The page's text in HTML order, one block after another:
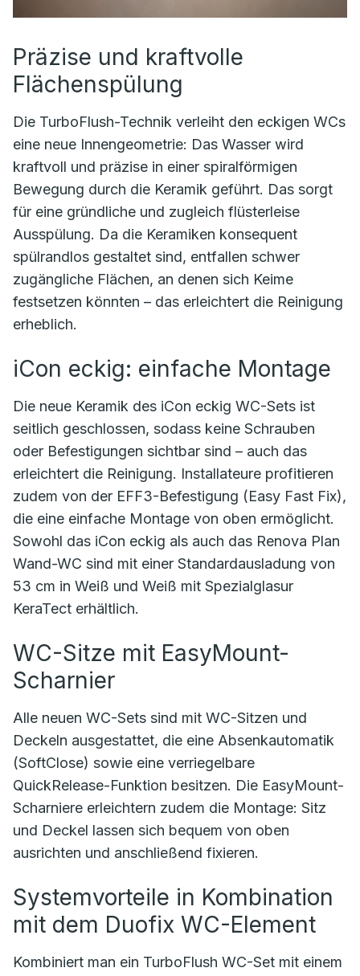
Präzise und kraftvolle
Flächenspülung
Die TurboFlush-Technik verleiht den eckigen WCs
eine neue Innengeometrie: Das Wasser wird
kraftvoll und präzise in einer spiralförmigen
Bewegung durch die Keramik geführt. Das sorgt
für eine gründliche und zugleich flüsterleise
Ausspülung. Da die Keramiken konsequent
spülrandlos gestaltet sind, entfallen schwer
zugängliche Flächen, an denen sich Keime
festsetzen könnten – das erleichtert die Reinigung
erheblich.
iCon eckig: einfache Montage
Die neue Keramik des iCon eckig WC-Sets ist
seitlich geschlossen, sodass keine Schrauben
oder Befestigungen sichtbar sind – auch das
erleichtert die Reinigung. Installateure profitieren
zudem von der EFF3-Befestigung (Easy Fast Fix),
die eine einfache Montage von oben ermöglicht.
Sowohl das iCon eckig als auch das Renova Plan
Wand-WC sind mit einer Standardausladung von
53 cm in Weiß und Weiß mit Spezialglasur
KeraTect erhältlich.
WC-Sitze mit EasyMount-
Scharnier
Alle neuen WC-Sets sind mit WC-Sitzen und
Deckeln ausgestattet, die eine Absenkautomatik
(SoftClose) sowie eine verriegelbare
QuickRelease-Funktion besitzen. Die EasyMount-
Scharniere erleichtern zudem die Montage: Sitz
und Deckel lassen sich bequem von oben
ausrichten und anschließend fixieren.
Systemvorteile in Kombination
mit dem Duofix WC-Element
Kombiniert man ein TurboFlush WC-Set mit einem